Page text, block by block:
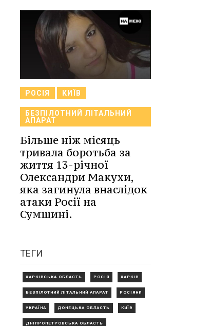
РОСІЯ КИЇВ
БЕЗПІЛОТНИЙ ЛІТАЛЬНИЙ
АПАРАТ
Більше ніж місяць
тривала боротьба за
життя 13-річної
Олександри Макухи,
яка загинула внаслідок
атаки Росії на
Сумщині.
ТЕГИ
ХАРКІВСЬКА ОБЛАСТЬ РОСІЯ ХАРКІВ
БЕЗПІЛОТНИЙ ЛІТАЛЬНИЙ АПАРАТ РОСІЯНИ
УКРАЇНА ДОНЕЦЬКА ОБЛАСТЬ КИЇВ
ДНІПРОПЕТРОВСЬКА ОБЛАСТЬ